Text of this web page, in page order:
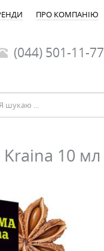
ПРО КОМПАНІЮ
(044) 501-11-77
Kraina 10 мл